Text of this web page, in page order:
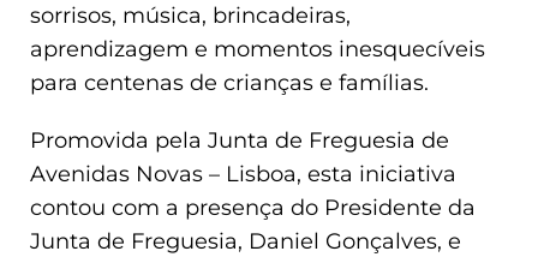
sorrisos, música, brincadeiras,
aprendizagem e momentos inesquecíveis
para centenas de crianças e famílias.
Promovida pela Junta de Freguesia de
Avenidas Novas – Lisboa, esta iniciativa
contou com a presença do Presidente da
Junta de Freguesia, Daniel Gonçalves, e